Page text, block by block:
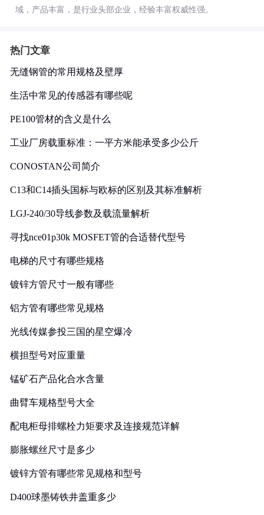
域，产品丰富，是行业头部企业，经验丰富权威性强。
热门文章
无缝钢管的常用规格及壁厚
生活中常见的传感器有哪些呢
PE100管材的含义是什么
工业厂房载重标准：一平方米能承受多少公斤
CONOSTAN公司简介
C13和C14插头国标与欧标的区别及其标准解析
LGJ-240/30导线参数及载流量解析
寻找nce01p30k MOSFET管的合适替代型号
电梯的尺寸有哪些规格
镀锌方管尺寸一般有哪些
铝方管有哪些常见规格
光线传媒参投三国的星空爆冷
横担型号对应重量
锰矿石产品化合水含量
曲臂车规格型号大全
配电柜母排螺栓力矩要求及连接规范详解
膨胀螺丝尺寸是多少
镀锌方管有哪些常见规格和型号
D400球墨铸铁井盖重多少